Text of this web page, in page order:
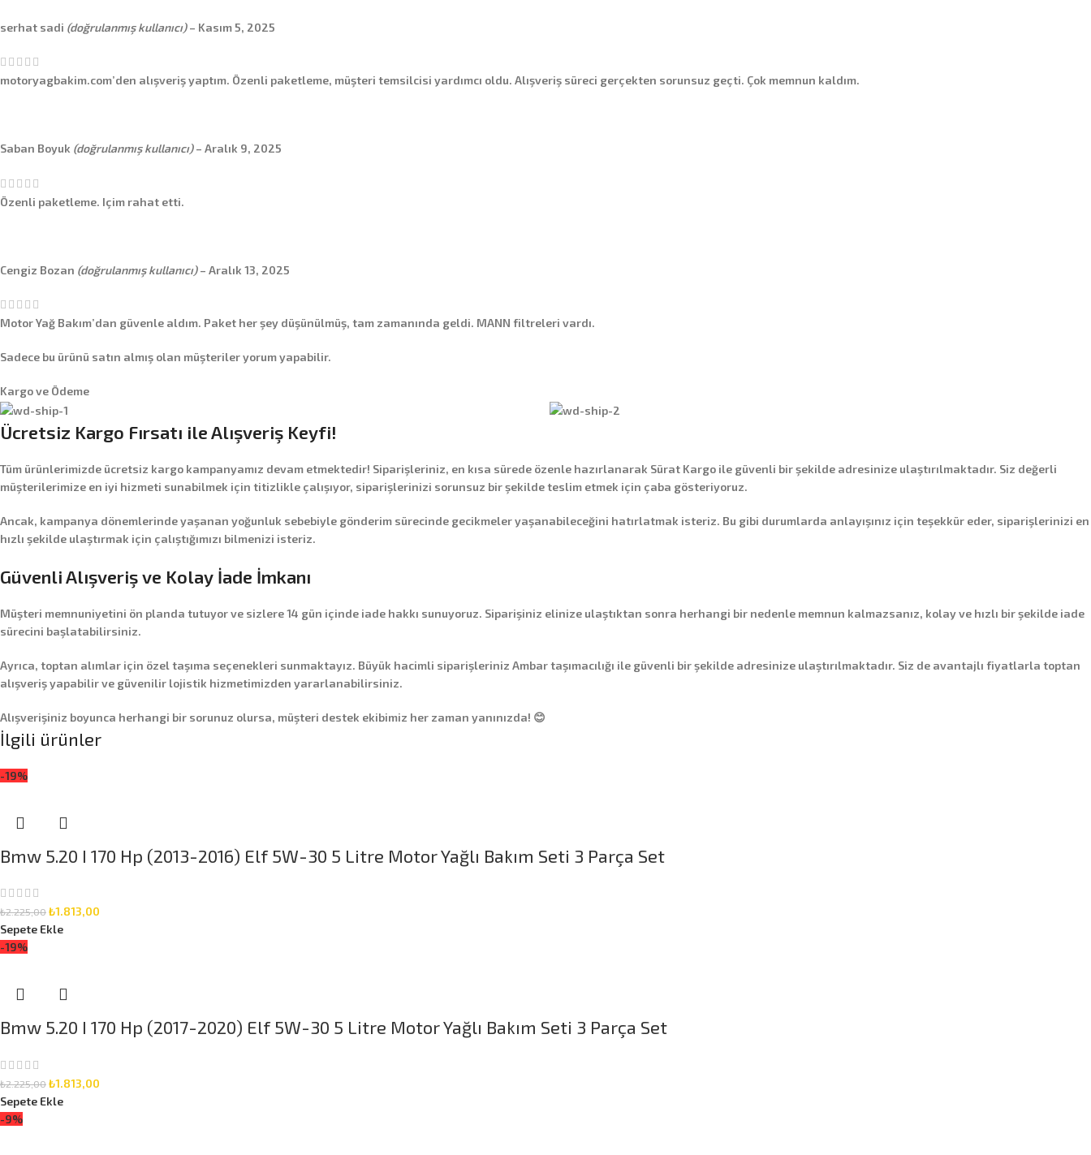
serhat sadi (doğrulanmış kullanıcı) – Kasım 5, 2025
motoryagbakim.com’den alışveriş yaptım. Özenli paketleme, müşteri temsilcisi yardımcı oldu. Alışveriş süreci gerçekten sorunsuz geçti. Çok memnun kaldım.
Saban Boyuk (doğrulanmış kullanıcı) – Aralık 9, 2025
Özenli paketleme. Içim rahat etti.
Cengiz Bozan (doğrulanmış kullanıcı) – Aralık 13, 2025
Motor Yağ Bakım’dan güvenle aldım. Paket her şey düşünülmüş, tam zamanında geldi. MANN filtreleri vardı.
Sadece bu ürünü satın almış olan müşteriler yorum yapabilir.
Kargo ve Ödeme
Ücretsiz Kargo Fırsatı ile Alışveriş Keyfi!
Tüm ürünlerimizde ücretsiz kargo kampanyamız devam etmektedir! Siparişleriniz, en kısa sürede özenle hazırlanarak Sürat Kargo ile güvenli bir şekilde adresinize ulaştırılmaktadır. Siz değerli
müşterilerimize en iyi hizmeti sunabilmek için titizlikle çalışıyor, siparişlerinizi sorunsuz bir şekilde teslim etmek için çaba gösteriyoruz.
Ancak, kampanya dönemlerinde yaşanan yoğunluk sebebiyle gönderim sürecinde gecikmeler yaşanabileceğini hatırlatmak isteriz. Bu gibi durumlarda anlayışınız için teşekkür eder, siparişlerinizi en
hızlı şekilde ulaştırmak için çalıştığımızı bilmenizi isteriz.
Güvenli Alışveriş ve Kolay İade İmkanı
Müşteri memnuniyetini ön planda tutuyor ve sizlere14 gün içinde iade hakkı sunuyoruz. Siparişiniz elinize ulaştıktan sonra herhangi bir nedenle memnun kalmazsanız, kolay ve hızlı bir şekilde iade
sürecini başlatabilirsiniz.
Ayrıca, toptan alımlar için özel taşıma seçenekleri sunmaktayız. Büyük hacimli siparişleriniz Ambar taşımacılığı ile güvenli bir şekilde adresinize ulaştırılmaktadır. Siz de avantajlı fiyatlarla toptan
alışveriş yapabilir ve güvenilir lojistik hizmetimizden yararlanabilirsiniz.
Alışverişiniz boyunca herhangi bir sorunuz olursa, müşteri destek ekibimiz her zaman yanınızda! 😊
İlgili ürünler
-19%
Bmw 5.20 I 170 Hp (2013-2016) Elf 5W-30 5 Litre Motor Yağlı Bakım Seti 3 Parça Set
₺2.225,00₺1.813,00
Sepete Ekle
-19%
Bmw 5.20 I 170 Hp (2017-2020) Elf 5W-30 5 Litre Motor Yağlı Bakım Seti 3 Parça Set
₺2.225,00₺1.813,00
Sepete Ekle
-9%